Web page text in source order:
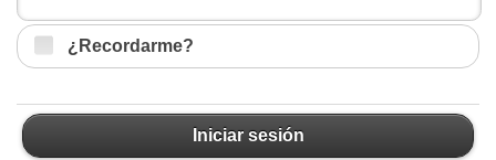
¿Recordarme?
Iniciar sesión